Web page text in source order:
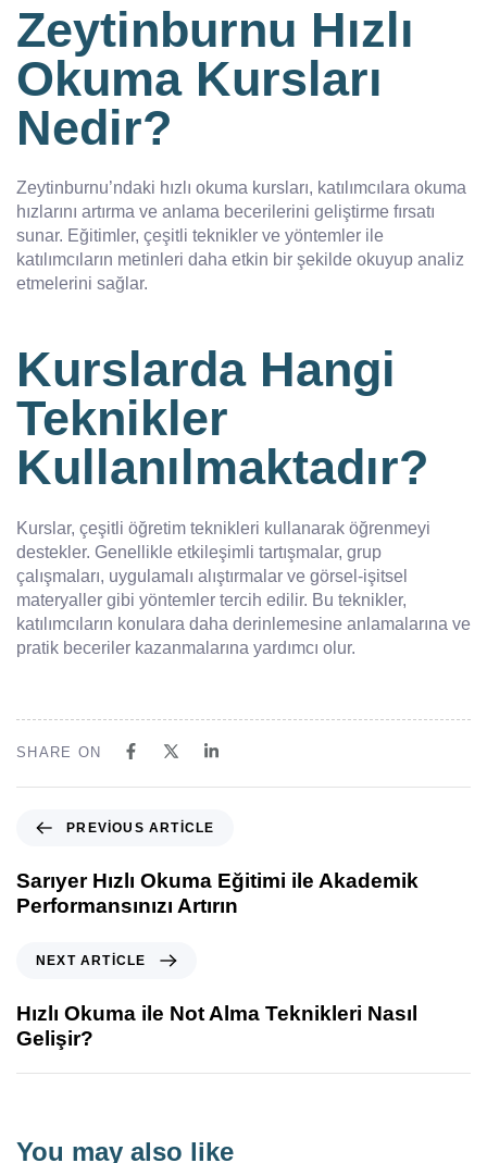
Zeytinburnu Hızlı
Okuma Kursları
Nedir?
Zeytinburnu’ndaki hızlı okuma kursları, katılımcılara okuma
hızlarını artırma ve anlama becerilerini geliştirme fırsatı
sunar. Eğitimler, çeşitli teknikler ve yöntemler ile
katılımcıların metinleri daha etkin bir şekilde okuyup analiz
etmelerini sağlar.
Kurslarda Hangi
Teknikler
Kullanılmaktadır?
Kurslar, çeşitli öğretim teknikleri kullanarak öğrenmeyi
destekler. Genellikle etkileşimli tartışmalar, grup
çalışmaları, uygulamalı alıştırmalar ve görsel-işitsel
materyaller gibi yöntemler tercih edilir. Bu teknikler,
katılımcıların konulara daha derinlemesine anlamalarına ve
pratik beceriler kazanmalarına yardımcı olur.
SHARE ON
PREVIOUS ARTICLE
Sarıyer Hızlı Okuma Eğitimi ile Akademik
Performansınızı Artırın
NEXT ARTICLE
Hızlı Okuma ile Not Alma Teknikleri Nasıl
Gelişir?
You may also like